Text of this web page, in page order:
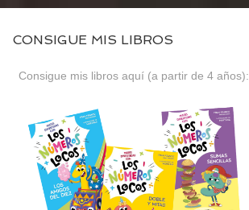
CONSIGUE MIS LIBROS
Consigue mis libros aquí (a partir de 4 años):